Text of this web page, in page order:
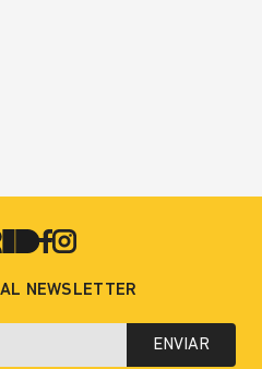
NEWSLETTER
ENVIAR